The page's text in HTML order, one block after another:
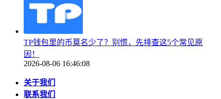
TP钱包里的币莫名少了？别慌，先排查这5个常见原
因！
2026-08-06 16:46:08
关于我们
联系我们